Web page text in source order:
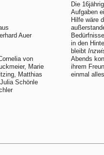
Auer
von
Marie
Matthias
Schönle
Die
Aufgaben
Hilfe wäre
in den
bleibt
Abends
ihrem
einmal